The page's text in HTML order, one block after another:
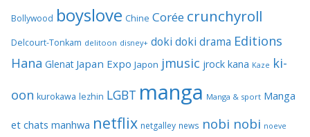
Bollywood boyslove Chine Corée crunchyroll
Delcourt-Tonkam delitoon disney+ doki doki drama Editions
Hana Glenat Japan Expo Japon jmusic jrock kana Kaze ki-
oon kurokawa lezhin LGBT manga Manga & sport Manga
et chats manhwa netflix netgalley news nobi nobi noeve